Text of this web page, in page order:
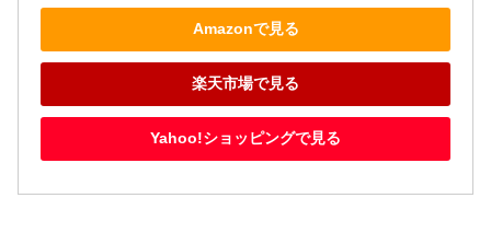
Amazonで見る
楽天市場で見る
Yahoo!ショッピングで見る